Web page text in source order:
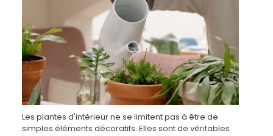
Les plantes d'intérieur ne se limitent pas à être de
simples éléments décoratifs. Elles sont de véritables